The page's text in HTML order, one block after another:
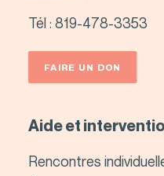
Tél : 819-478-3353
FAIRE UN DON
Aide et
Rencontres